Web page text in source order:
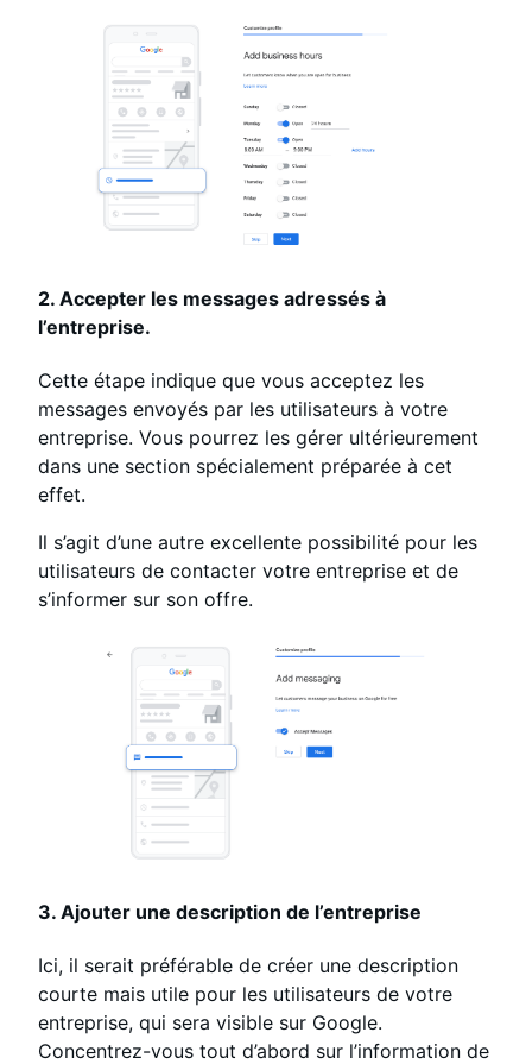
2. Accepter les messages adressés à
l’entreprise.
Cette étape indique que vous acceptez les
messages envoyés par les utilisateurs à votre
entreprise. Vous pourrez les gérer ultérieurement
dans une section spécialement préparée à cet
effet.
Il s’agit d’une autre excellente possibilité pour les
utilisateurs de contacter votre entreprise et de
s’informer sur son offre.
3. Ajouter une description de l’entreprise
Ici, il serait préférable de créer une description
courte mais utile pour les utilisateurs de votre
entreprise, qui sera visible sur Google.
Concentrez-vous tout d’abord sur l’information de